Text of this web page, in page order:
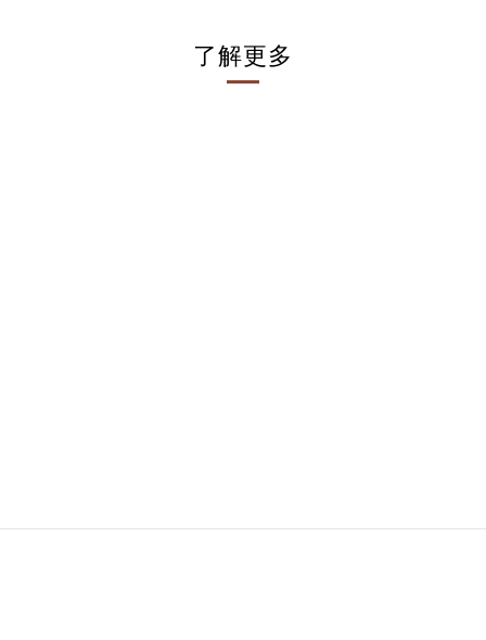
了解更多